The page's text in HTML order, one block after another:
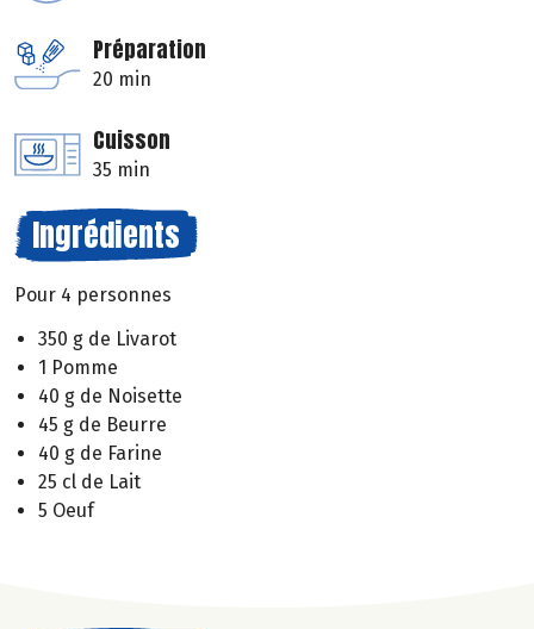
Préparation
20 min
Cuisson
35 min
Ingrédients
Pour 4 personnes
350 g de Livarot
1 Pomme
40 g de Noisette
45 g de Beurre
40 g de Farine
25 cl de Lait
5 Oeuf